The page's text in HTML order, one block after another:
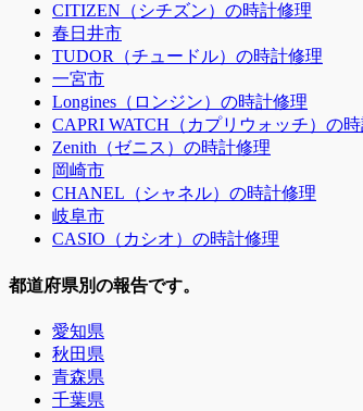
CITIZEN（シチズン）の時計修理
春日井市
TUDOR（チュードル）の時計修理
一宮市
Longines（ロンジン）の時計修理
CAPRI WATCH（カプリウォッチ）の
Zenith（ゼニス）の時計修理
岡崎市
CHANEL（シャネル）の時計修理
岐阜市
CASIO（カシオ）の時計修理
都道府県別の報告です。
愛知県
秋田県
青森県
千葉県